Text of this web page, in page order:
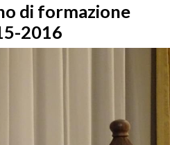
di formazione
2016